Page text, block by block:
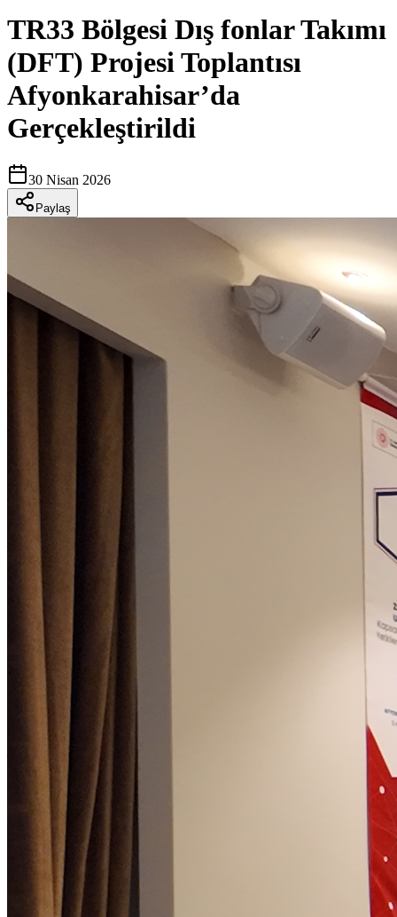
TR33 Bölgesi Dış fonlar Takımı
(DFT) Projesi Toplantısı
Afyonkarahisar’da
Gerçekleştirildi
30 Nisan 2026
Paylaş